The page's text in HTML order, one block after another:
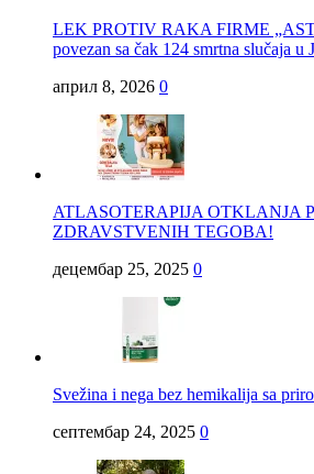
LEK PROTIV RAKA FIRME
povezan sa čak 124 smrtna slučaja u
април 8, 2026 0
ATLASOTERAPIJA OTKLANJA
ZDRAVSTVENIH TEGOBA!
децембар 25, 2025 0
Svežina i nega bez hemikalija sa
септембар 24, 2025 0